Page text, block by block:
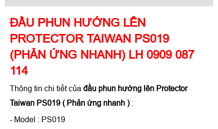
ĐẦU PHUN HƯỚNG LÊN
PROTECTOR TAIWAN PS019
(PHẢN ỨNG NHANH) LH 0909 087
114
Thông tin chi tiết của đầu phun hướng lên Protector
Taiwan PS019 ( Phản ứng nhanh ):
- Model : PS019